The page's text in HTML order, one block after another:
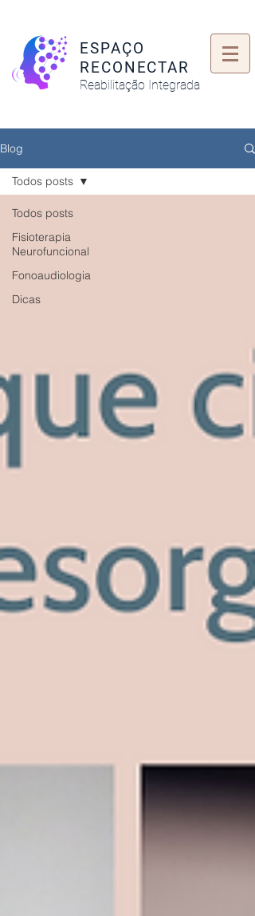
ESPAÇO
RECONECTAR
Reabilitação Integrada
Blog
Todos posts
Fisioterapia
Neurofuncional
Fonoaudiologia
Dicas
Todos posts